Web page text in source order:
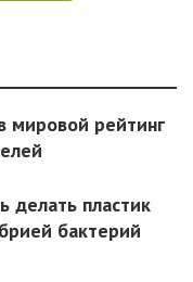
мировой рейтинг
делать пластик
бактерий